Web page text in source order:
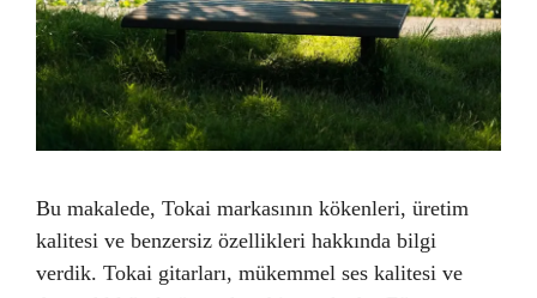
Bu makalede, Tokai markasının kökenleri, üretim
kalitesi ve benzersiz özellikleri hakkında bilgi
verdik. Tokai gitarları, mükemmel ses kalitesi ve